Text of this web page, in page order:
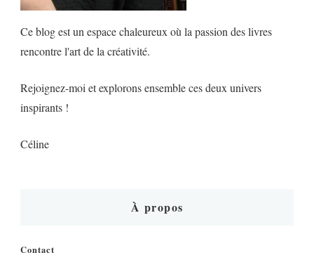
Ce blog est un espace chaleureux où la passion des livres
rencontre l'art de la créativité.
Rejoignez-moi et explorons ensemble ces deux univers
inspirants !
Céline
À propos
Contact